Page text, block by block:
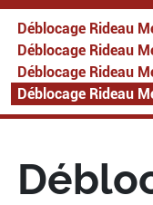
Déblocage Rideau
Déblocage Rideau
Déblocage Rideau
Déblocage Rideau